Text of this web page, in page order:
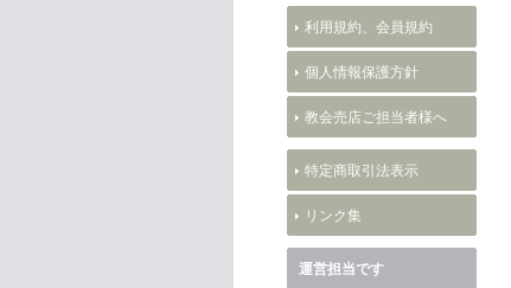
利用規約、会員規約
個人情報保護方針
教会売店ご担当者様へ
特定商取引法表示
リンク集
運営担当です